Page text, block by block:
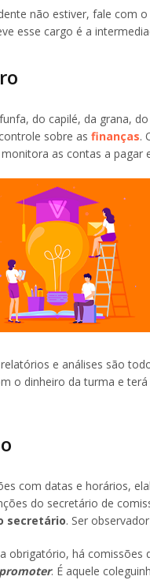
não estiver, fale com
esse cargo é a
do capilé, da grana,
sobre as finanças.
as contas a pagar
e análises são
o dinheiro da turma e
com datas e horários,
do secretário de
secretário. Ser
obrigatório, há comissões
promoter. É aquele